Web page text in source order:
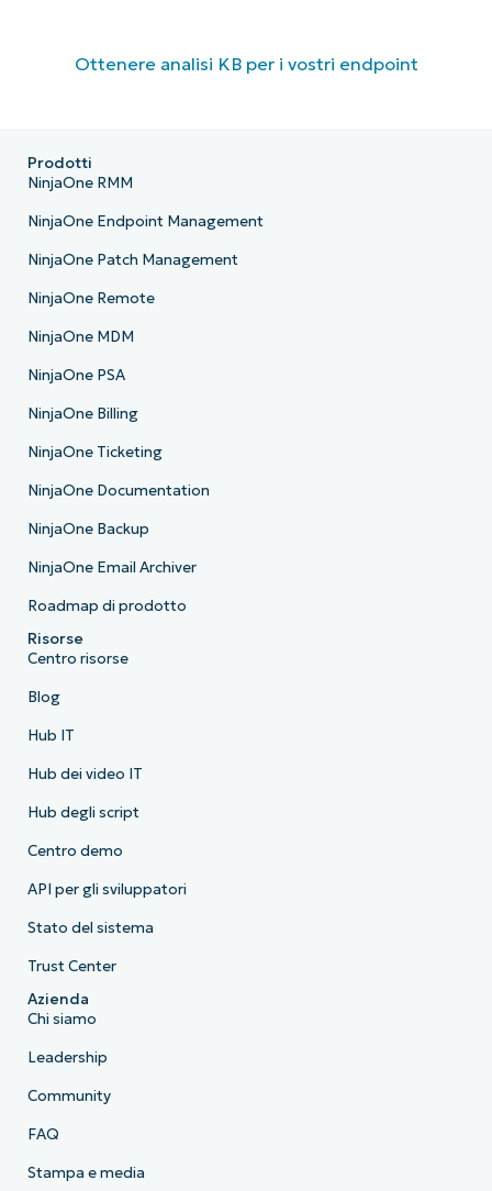
Ottenere analisi KB per i vostri endpoint
Prodotti
NinjaOne RMM
NinjaOne Endpoint Management
NinjaOne Patch Management
NinjaOne Remote
NinjaOne MDM
NinjaOne PSA
NinjaOne Billing
NinjaOne Ticketing
NinjaOne Documentation
NinjaOne Backup
NinjaOne Email Archiver
Roadmap di prodotto
Risorse
Centro risorse
Blog
Hub IT
Hub dei video IT
Hub degli script
Centro demo
API per gli sviluppatori
Stato del sistema
Trust Center
Azienda
Chi siamo
Leadership
Community
FAQ
Stampa e media